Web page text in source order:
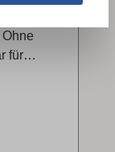
für
beim